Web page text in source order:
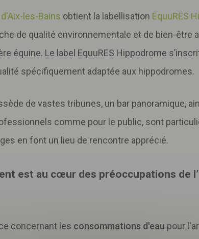
les-Bains obtient la labellisation EquuRES
de qualité environnementale et de bien-être
équine. Le label EquuRES Hippodrome
spécifiquement adaptée aux hippodromes.
de vastes tribunes, un bar panoramique,
comme pour le public, sont
en font un lieu de rencontre apprécié.
est au cœur des préoccupations de
concernant les consommations d'eau pour